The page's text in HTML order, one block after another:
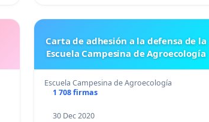
Carta de adhesión a la defensa de la
Escuela Campesina de Agroecología
Escuela Campesina de Agroecología
1 708 firmas
30 Dec 2020